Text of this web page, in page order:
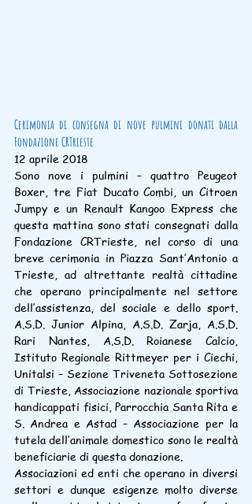
Cerimonia di consegna di nove pulmini donati dalla
Fondazione CRTrieste
12 aprile 2018
Sono nove i pulmini – quattro Peugeot
Boxer, tre Fiat Ducato Combi, un Citroen
Jumpy e un Renault Kangoo Express che
questa mattina sono stati consegnati dalla
Fondazione CRTrieste, nel corso di una
breve cerimonia in Piazza Sant’Antonio a
Trieste, ad altrettante realtà cittadine
che operano principalmente nel settore
dell’assistenza, del sociale e dello sport.
A.S.D. Junior Alpina, A.S.D. Zarja, A.S.D.
Rari Nantes, A.S.D. Roianese Calcio,
Istituto Regionale Rittmeyer per i Ciechi,
Unitalsi – Sezione Triveneta Sottosezione
di Trieste, Associazione nazionale sportiva
handicappati fisici, Parrocchia Santa Rita e
S. Andrea e Astad – Associazione per la
tutela dell’animale domestico sono le realtà
beneficiarie di questa donazione.
Associazioni ed enti che operano in diversi
settori e dunque esigenze molto diverse